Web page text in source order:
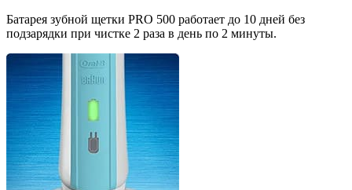
Батарея зубной щетки PRO 500 работает до 10 дней без
подзарядки при чистке 2 раза в день по 2 минуты.